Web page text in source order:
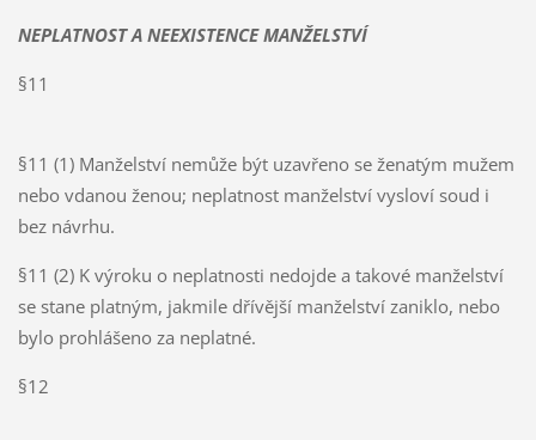
NEPLATNOST A NEEXISTENCE MANŽELSTVÍ
§11
§11 (1) Manželství nemůže být uzavřeno se ženatým mužem
nebo vdanou ženou; neplatnost manželství vysloví soud i
bez návrhu.
§11 (2) K výroku o neplatnosti nedojde a takové manželství
se stane platným, jakmile dřívější manželství zaniklo, nebo
bylo prohlášeno za neplatné.
§12